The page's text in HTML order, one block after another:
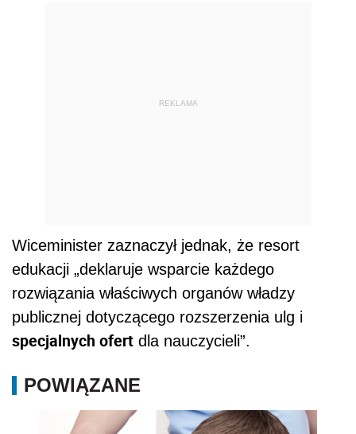
REKLAMA
Wiceminister zaznaczył jednak, że resort
edukacji „deklaruje wsparcie każdego
rozwiązania właściwych organów władzy
publicznej dotyczącego rozszerzenia ulg i
specjalnych ofert dla nauczycieli”.
POWIĄZANE